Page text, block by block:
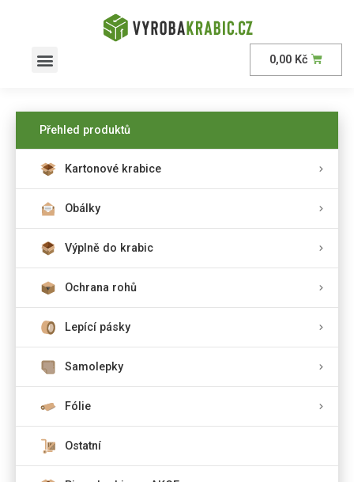
0,00 Kč
Přehled produktů
Kartonové krabice
Obálky
Výplně do krabic
Ochrana rohů
Lepící pásky
Samolepky
Fólie
Ostatní